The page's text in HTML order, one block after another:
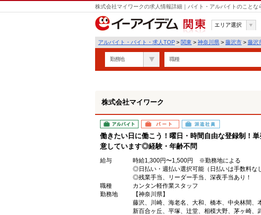
株式会社マイワークの求人情報詳細｜バイト・アルバイトのことな
関東
エリア選択
アルバイト・バイト・求人TOP > 関東 > 神奈川県 > 藤沢市 > 藤沢
勤務地 職種
株式会社マイワーク
アルバイト パート 派遣社員
働きたい日に働こう！曜日・時間自由な登録制！
意しています◎経験・年齢不問
給与
時給1,300円〜1,500円 ※勤務地による
◎日払い・週払い選択可能（日払いは手数料な
◎残業手当、リーダー手当、深夜手当あり！
職種
カンタン軽作業スタッフ
勤務地
【神奈川県】
藤沢、川崎、海老名、大和、橋本、中央林間、
新百合ヶ丘、平塚、辻堂、相模大野、茅ヶ崎、